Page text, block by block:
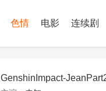
色情 电影 连续剧
GenshinImpact-